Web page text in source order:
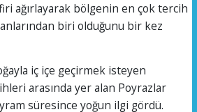
ağırlayarak bölgenin en çok tercih
biri olduğunu bir kez
iç içe geçirmek isteyen
arasında yer alan Poyrazlar
süresince yoğun ilgi gördü.